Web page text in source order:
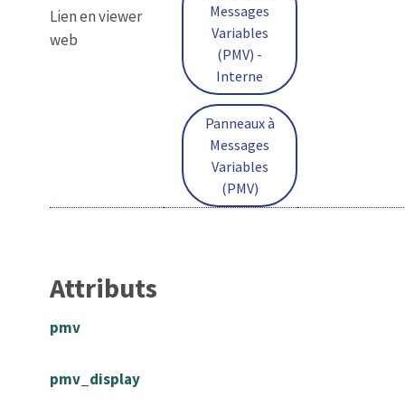
Lien en viewer
web
Messages
Variables
(PMV) -
Interne
Panneaux à
Messages
Variables
(PMV)
Attributs
pmv
pmv_display